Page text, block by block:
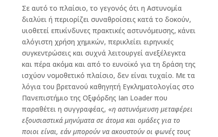
Σε αυτό το πλαίσιο, το γεγονός ότι η Αστυνομία
διαλύει ή περιορίζει συναθροίσεις κατά το δοκούν,
υιοθετεί επικίνδυνες πρακτικές αστυνόμευσης, κάνει
αλόγιστη χρήση χημικών, περικλείει ειρηνικές
συγκεντρώσεις και συχνά λειτουργεί ανεξέλεγκτα
και πέρα ακόμα και από το ευνοϊκό για τη δράση της
ισχύον νομοθετικό πλαίσιο, δεν είναι τυχαίο. Με τα
λόγια του βρετανού καθηγητή Εγκληματολογίας στο
Πανεπιστήμιο της Οξφόρδης Ian Loader που
παραθέτει η συγγραφέας, «η αστυνόμευση μεταφέρει
εξουσιαστικά μηνύματα σε άτομα και ομάδες για το
ποιοι είναι, εάν μπορούν να ακουστούν οι φωνές τους